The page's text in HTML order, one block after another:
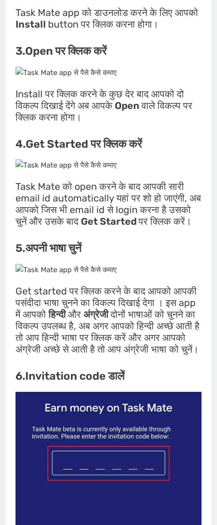
Task Mate app को डाउनलोड करने के लिए आपको
Install button पर क्लिक करना होगा।
3.Open पर क्लिक करें
Install पर क्लिक करने के कुछ देर बाद आपको दो
विकल्प दिखाई देंगे अब आपके Openवाले विकल्प पर
क्लिक करना होगा।
4.Get Started पर क्लिक करें
Task Mate को open करने के बाद आपकी सारी
email id automatically यहां पर शो हो जाएंगी, अब
आपको जिस भी email id से login करना है उसको
चुनें और उसके बाद Get Startedपर क्लिक करें।
5.अपनी भाषा चुनें
Get started पर क्लिक करने के बाद आपको आपकी
पसंदीदा भाषा चुनने का विकल्प दिखाई देगा । इस app
में आपकोहिन्दीऔर अंग्रेजीदोनों भाषाओं को चुनने का
विकल्प उपलब्ध है, अब अगर आपको हिन्दी अच्छे आती है
तो आप हिन्दी भाषा पर क्लिक करें और अगर आपको
अंग्रेजी अच्छे से आती है तो आप अंग्रेजी भाषा को चुनें।
6.Invitation code डालें